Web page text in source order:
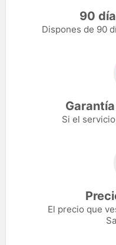
90
Dispones de 90
Si el
El precio que